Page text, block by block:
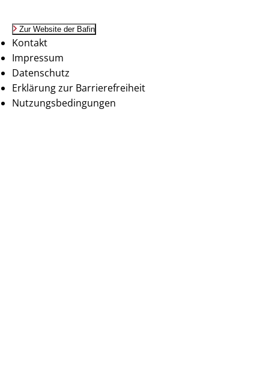
Zur Website der Bafin
Kontakt
Impressum
Datenschutz
Erklärung zur Barrierefreiheit
Nutzungsbedingungen